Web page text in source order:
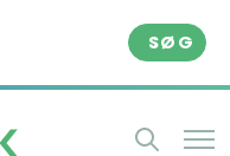
SØG